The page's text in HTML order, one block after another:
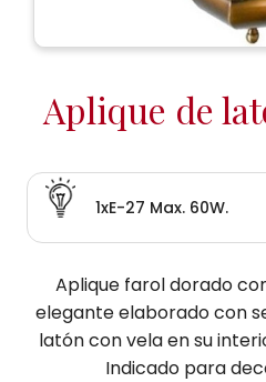
Aplique de
1xE-27 Max. 60W.
Aplique farol dorado
elegante elaborado con
latón con vela en su
Indicado para